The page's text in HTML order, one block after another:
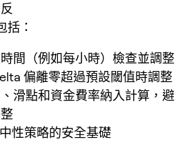
括：
間（例如每小時）檢查並調整
偏離零超過預設閾值時調整
滑點和資金費率納入計算，避
性策略的安全基礎